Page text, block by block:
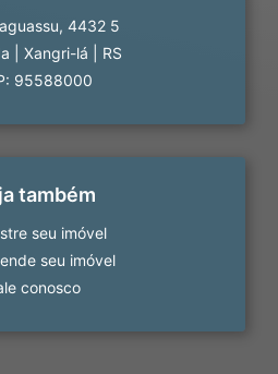
4432 5
Xangri-lá
RS
95588000
também
seu imóvel
seu imóvel
conosco